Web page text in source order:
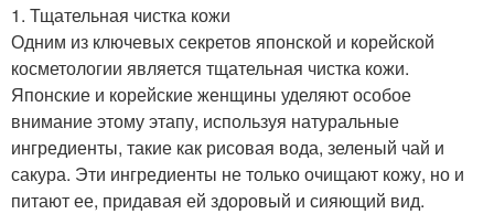
1. Тщательная чистка кожи
Одним из ключевых секретов японской и корейской
косметологии является тщательная чистка кожи.
Японские и корейские женщины уделяют особое
внимание этому этапу, используя натуральные
ингредиенты, такие как рисовая вода, зеленый чай и
сакура. Эти ингредиенты не только очищают кожу, но и
питают ее, придавая ей здоровый и сияющий вид.